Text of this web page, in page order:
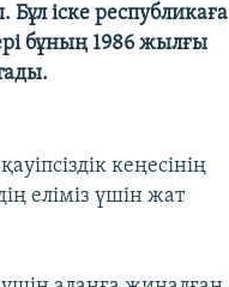
іске республикаға
бұның 1986 жылғы
кеңесінің
еліміз үшін жат